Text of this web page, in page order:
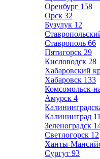
Оренбург 158
Орск 32
Бузулук 12
Ставрополь 66
Пятигорск 29
Кисловодск 28
Хабаровский
Хабаровск 133
Комсомольск-
Амурск 4
Калининград
Зеленоградск
Светлогорск 12
Ханты-
Сургут 93